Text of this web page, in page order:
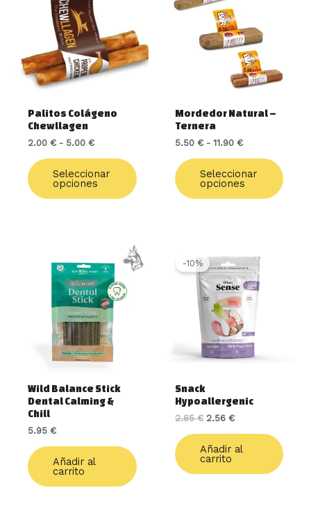
Palitos Colágeno
Chewllagen
2.00 € - 5.00 €
desde
2.00 €
hasta
5.00 €
Seleccionar
opciones
múltiples
variantes.
Las
opciones
producto
Mordedor Natural –
Ternera
5.50 € - 11.90 €
hasta
11.90 €
Seleccionar
opciones
Wild Balance Stick
Dental Calming &
Chill
5.95 €
Añadir al
carrito
-10%
Snack
Hypoallergenic
2.85€
precio
original
era:
2.85 €.
2.56 €
precio
actual
es:
2.56 €.
Añadir al
carrito